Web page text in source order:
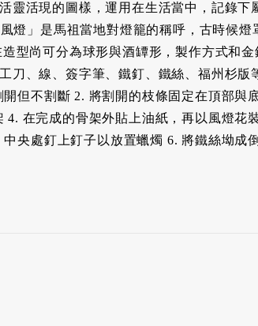
靈活現的圖樣，運用在生活當中，記錄下
燈」是馬祖當地對燈籠的稱呼，古時候燈
型尚可分為球形與酒罈形，製作方式和金
刀、線、簽字筆、鐵釘、鐵絲、福州杉版
但不割斷 2. 將割開的枝條固定在頂部與
在完成的骨架外貼上油紙，再以風燈花裝
央處釘上釘子以放置蠟燭 6. 將鐵絲坳成